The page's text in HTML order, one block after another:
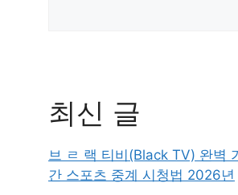
최신 글
브 ㄹ 랙 티비(Black TV) 완벽
간 스포츠 중계 시청법 2026년